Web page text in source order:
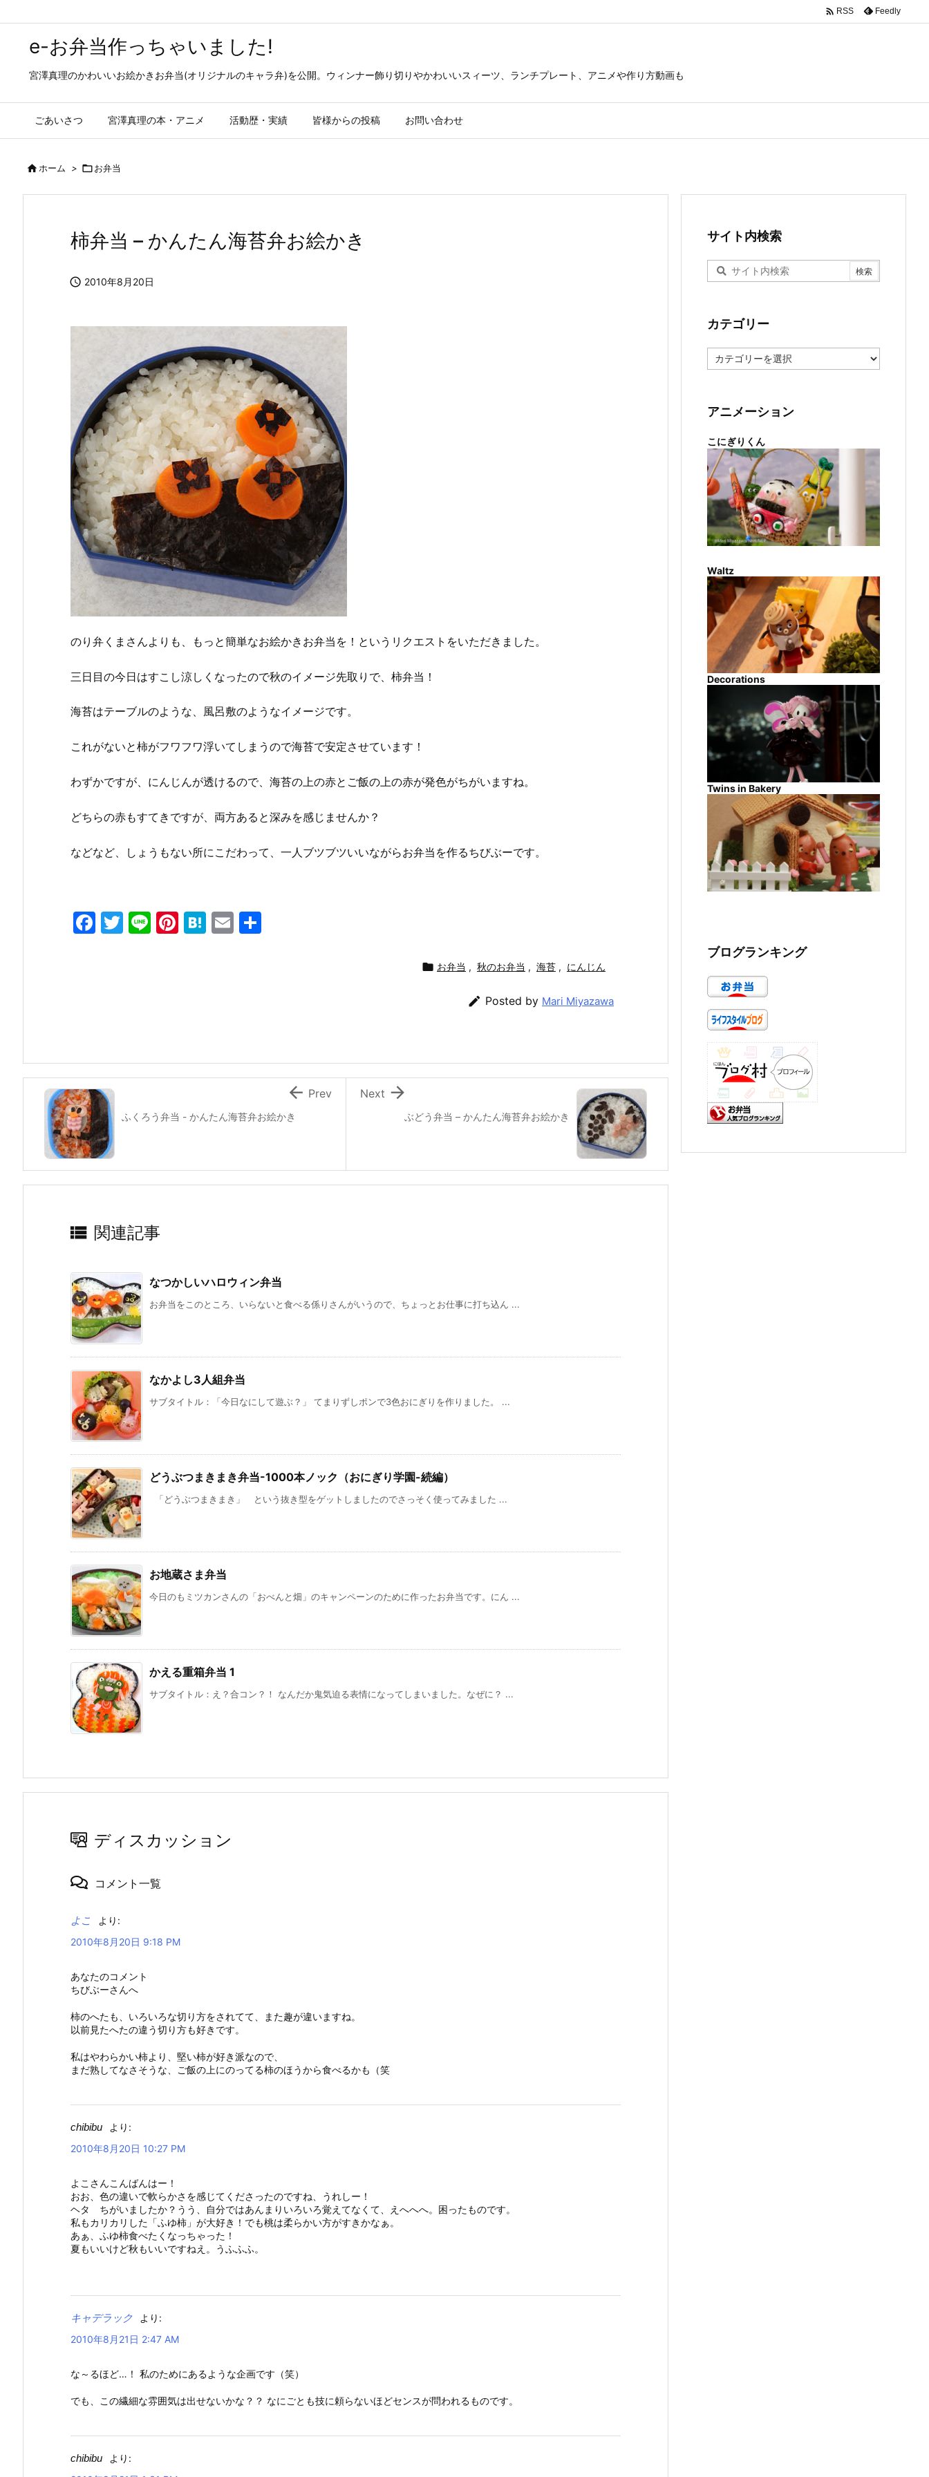
e-お弁当作っちゃいました!
宮澤真理のかわいいお絵かきお弁当(オリジナルのキャラ弁)を公開。ウィンナー飾り切りやかわいいスィーツ、ランチプレート、アニメや作り方動画も
ごあいさつ 宮澤真理の本・アニメ 活動歴・実績 皆様からの投稿 お問い合わせ
 RSS Feedly
ホーム > お弁当
柿弁当 – かんたん海苔弁お絵かき
 2010年8月20日
のり弁くまさんよりも、もっと簡単なお絵かきお弁当を！というリクエストをいただきました。
三日目の今日はすこし涼しくなったので秋のイメージ先取りで、柿弁当！
海苔はテーブルのような、風呂敷のようなイメージです。
これがないと柿がフワフワ浮いてしまうので海苔で安定させています！
わずかですが、にんじんが透けるので、海苔の上の赤とご飯の上の赤が発色がちがいますね。
どちらの赤もすてきですが、両方あると深みを感じませんか？
などなど、しょうもない所にこだわって、一人ブツブツいいながらお弁当を作るちびぶーです。
F
k
T
Li Pi H
E
 お弁当 , 秋のお弁当 , 海苔 , にんじん
 Posted by Mari Miyazawa
ぶどう弁当 – かんたん海苔弁お絵かき

Next
ふくろう弁当 - かんたん海苔弁お絵かき
 Prev
 関連記事
なつかしいハロウィン弁当
お弁当をこのところ、いらないと食べる係りさんがいうので、ちょっとお仕事に打ち込ん ...
なかよし3人組弁当
サブタイトル：「今日なにして遊ぶ？」 てまりずしポンで3色おにぎりを作りました。 ...
どうぶつまきまき弁当-1000本ノック（おにぎり学園-続編）
「どうぶつまきまき」 という抜き型をゲットしましたのでさっそく使ってみました ...
お地蔵さま弁当
今日のもミツカンさんの「おべんと畑」のキャンペーンのために作ったお弁当です。にん ...
かえる重箱弁当 1
サブタイトル：え？合コン？！ なんだか鬼気迫る表情になってしまいました。なぜに？ ...
ディスカッション
コメント一覧
よこ
より:
2010年8月20日 9:18 PM
あなたのコメント
ちびぶーさんへ
柿のへたも、いろいろな切り方をされてて、また趣が違いますね。
以前見たへたの違う切り方も好きです。
私はやわらかい柿より、堅い柿が好き派なので、
まだ熟してなさそうな、ご飯の上にのってる柿のほうから食べるかも（笑
chibibu
より:
2010年8月20日 10:27 PM
よこさんこんばんはー！
おお、色の違いで軟らかさを感じてくださったのですね、うれしー！
ヘタ ちがいましたか？うう、自分ではあんまりいろいろ覚えてなくて、えへへへ。困ったものです。
私もカリカリした「ふゆ柿」が大好き！でも桃は柔らかい方がすきかなぁ。
あぁ、ふゆ柿食べたくなっちゃった！
夏もいいけど秋もいいですねえ。うふふふ。
キャデラック
より:
2010年8月21日 2:47 AM
な～るほど…！ 私のためにあるような企画です（笑）
でも、この繊細な雰囲気は出せないかな？？ なにごとも技に頼らないほどセンスが問われるものです。
chibibu
より:
サイト内検索
カテゴリー
テ
ー
アニメーション
こにぎりくん
Waltz
Decorations
Twins in Bakery
ブログランキング